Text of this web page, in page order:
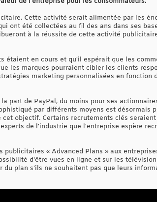
Cette activité serait alimentée par les
ont été collectées au fil des ans dans ses
à la réussite de cette activité
étaient en cours et qu'il espérait que les
les marques pourraient cibler les clients
marketing personnalisées en fonction
part de PayPal, du moins pour ses
par différents moyens est désormais
objectif. Certains recrutements clés
de l'industrie que l'entreprise espère
« Advanced Plans » aux
d'être vues en ligne et sur les
plan s'ils ne souhaitent pas que leurs